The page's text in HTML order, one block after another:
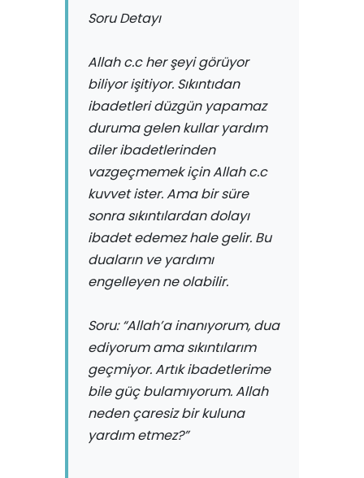
Soru Detayı
Allah c.c her şeyi görüyor
biliyor işitiyor. Sıkıntıdan
ibadetleri düzgün yapamaz
duruma gelen kullar yardım
diler ibadetlerinden
vazgeçmemek için Allah c.c
kuvvet ister. Ama bir süre
sonra sıkıntılardan dolayı
ibadet edemez hale gelir. Bu
duaların ve yardımı
engelleyen ne olabilir.
Soru: “Allah’a inanıyorum, dua
ediyorum ama sıkıntılarım
geçmiyor. Artık ibadetlerime
bile güç bulamıyorum. Allah
neden çaresiz bir kuluna
yardım etmez?”